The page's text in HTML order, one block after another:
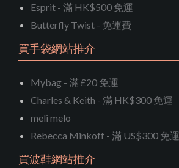
Esprit - 滿 HK$500 免運
Butterfly Twist - 免運費
買手袋網站推介
Mybag - 滿 £20 免運
Charles & Keith - 滿 HK$300 免運
meli melo
Rebecca Minkoff - 滿 US$300 免運
買波鞋網站推介